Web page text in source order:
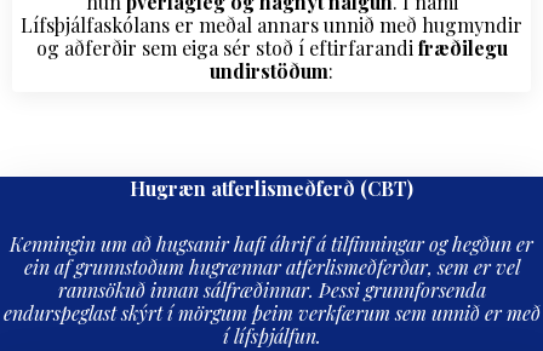
Lífsþjálfaskólans er meðal annars unnið með hugmyndir
og aðferðir sem eiga sér stoð í eftirfarandi fræðilegu
undirstöðum:
Hugræn atferlismeðferð (CBT)
Kenningin um að hugsanir hafi áhrif á tilfinningar og hegðun er
ein af grunnstoðum hugrænnar atferlismeðferðar, sem er vel
rannsökuð innan sálfræðinnar. Þessi grunnforsenda
endurspeglast skýrt í mörgum þeim verkfærum sem unnið er með
í lífsþjálfun.